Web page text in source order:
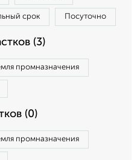
срок Посуточно
(3)
промназначения
(0)
промназначения